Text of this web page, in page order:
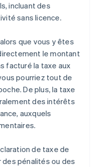
incluant des
sans licence.
que vous y êtes
le montant
facturé la taxe aux
pourriez tout de
De plus, la taxe
des intérêts
auxquels
de taxe de
pénalités ou des